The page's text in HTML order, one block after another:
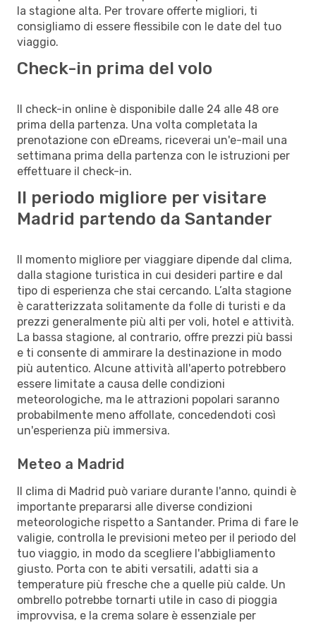
la stagione alta. Per trovare offerte migliori, ti
consigliamo di essere flessibile con le date del tuo
viaggio.
Check-in prima del volo
Il check-in online è disponibile dalle 24 alle 48 ore
prima della partenza. Una volta completata la
prenotazione con eDreams, riceverai un'e-mail una
settimana prima della partenza con le istruzioni per
effettuare il check-in.
Il periodo migliore per visitare
Madrid partendo da Santander
Il momento migliore per viaggiare dipende dal clima,
dalla stagione turistica in cui desideri partire e dal
tipo di esperienza che stai cercando. L’alta stagione
è caratterizzata solitamente da folle di turisti e da
prezzi generalmente più alti per voli, hotel e attività.
La bassa stagione, al contrario, offre prezzi più bassi
e ti consente di ammirare la destinazione in modo
più autentico. Alcune attività all'aperto potrebbero
essere limitate a causa delle condizioni
meteorologiche, ma le attrazioni popolari saranno
probabilmente meno affollate, concedendoti così
un'esperienza più immersiva.
Meteo a Madrid
Il clima di Madrid può variare durante l'anno, quindi è
importante prepararsi alle diverse condizioni
meteorologiche rispetto a Santander. Prima di fare le
valigie, controlla le previsioni meteo per il periodo del
tuo viaggio, in modo da scegliere l'abbigliamento
giusto. Porta con te abiti versatili, adatti sia a
temperature più fresche che a quelle più calde. Un
ombrello potrebbe tornarti utile in caso di pioggia
improvvisa, e la crema solare è essenziale per